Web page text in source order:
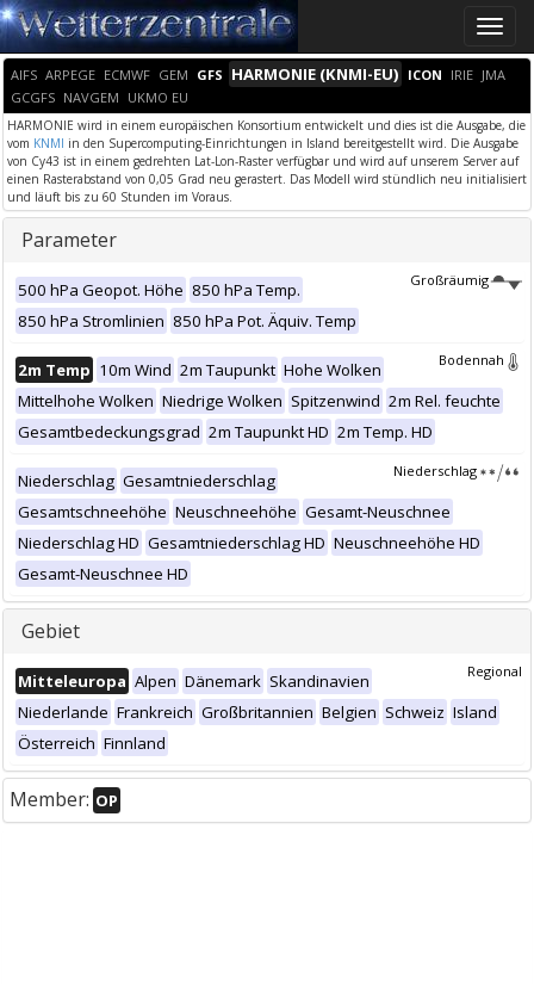
Toggle
AIFS ARPEGE ECMWF GEM GFS HARMONIE (KNMI-EU) ICON IRIE JMA
GCGFS NAVGEM UKMO EU
HARMONIE wird in einem europäischen Konsortium entwickelt und dies ist die Ausgabe, die
vom KNMI in den Supercomputing-Einrichtungen in Island bereitgestellt wird. Die Ausgabe
von Cy43 ist in einem gedrehten Lat-Lon-Raster verfügbar und wird auf unserem Server auf
einen Rasterabstand von 0,05 Grad neu gerastert. Das Modell wird stündlich neu initialisiert
und läuft bis zu 60 Stunden im Voraus.
Parameter
Großräumig
500 hPa Geopot. Höhe 850 hPa Temp.
850 hPa Stromlinien 850 hPa Pot. Äquiv. Temp
Bodennah
2m Temp 10m Wind 2m Taupunkt Hohe Wolken
Mittelhohe Wolken Niedrige Wolken Spitzenwind 2m Rel. feuchte
Gesamtbedeckungsgrad 2m Taupunkt HD 2m Temp. HD
Niederschlag
Niederschlag Gesamtniederschlag
Gesamtschneehöhe Neuschneehöhe Gesamt-Neuschnee
Niederschlag HD Gesamtniederschlag HD Neuschneehöhe HD
Gesamt-Neuschnee HD
Gebiet
Regional
Mitteleuropa Alpen Dänemark Skandinavien
Niederlande Frankreich Großbritannien Belgien Schweiz Island
Österreich Finnland
Member: OP